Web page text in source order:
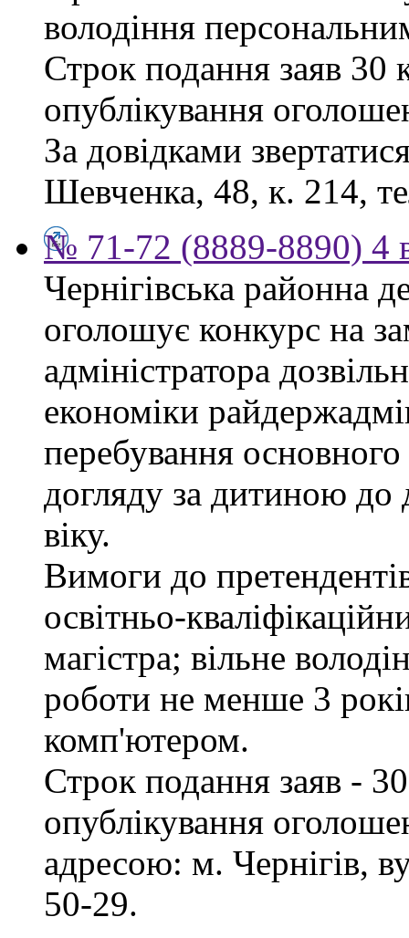
володіння
Строк подання заяв 30
опублікування
За довідками
Шевченка, 48, к. 214,
№ 71-72 (8889-8890) 4
Чернігівська районна
оголошує конкурс на
адміністратора
економіки
перебування
догляду за дитиною до
віку.
Вимоги до
освітньо-
магістра; вільне
роботи не менше 3
комп'ютером.
Строк подання заяв -
опублікування
адресою: м. Чернігів,
50-29.